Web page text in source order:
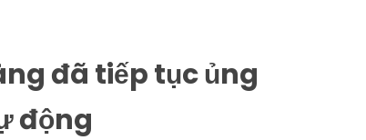
đã tiếp tục ủng
động